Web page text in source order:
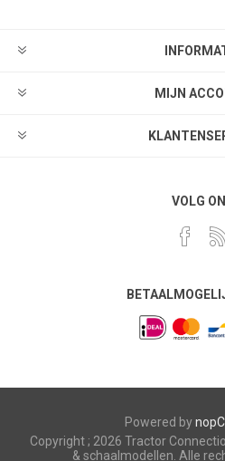
MIJN
VOLG
Powered by
Copyright ; 2026 Tractor
& schaalmodellen. Alle